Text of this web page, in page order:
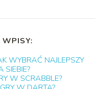
WPISY:
WYBRAĆ NAJLEPSZY
SIEBIE?
W SCRABBLE?